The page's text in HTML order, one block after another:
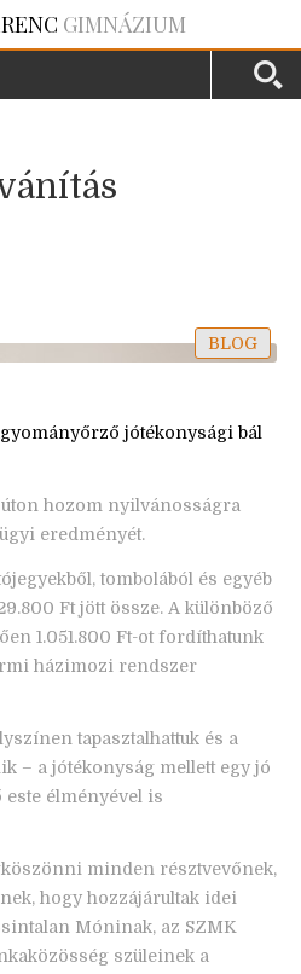
GIMNÁZIUM
BLOG
jótékonysági bál
hozom nyilvánosságra
eredményét.
tombolából és egyéb
Ft jött össze. A különböző
1.051.800 Ft-ot fordíthatunk
házimozi rendszer
tapasztalhattuk és a
– a jótékonyság mellett egy jó
este élményével is
minden résztvevőnek,
hogy hozzájárultak idei
Móninak, az SZMK
szüleinek a